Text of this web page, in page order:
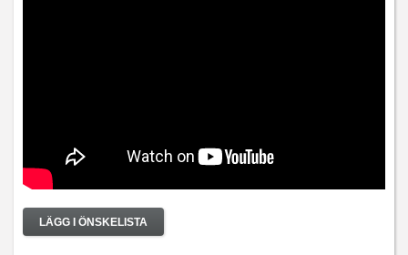
LÄGG I ÖNSKELISTA